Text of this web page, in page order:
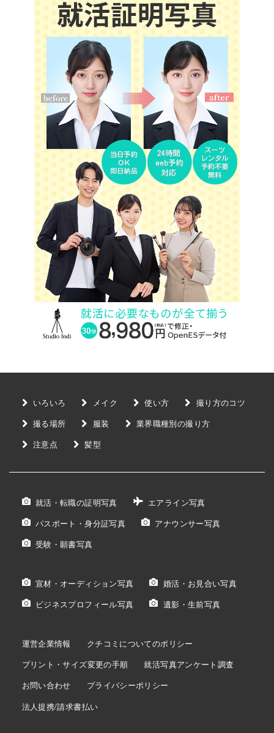
いろいろ メイク 使い方
撮り方のコツ
撮る場所
服装
業界職種別の撮り方
注意点
髪型
就活・転職の証明写真
エアライン写真
パスポート・身分証写真
アナウンサー写真
受験・願書写真
宣材・オーディション写真
婚活・お見合い写真
ビジネスプロフィール写真
遺影・生前写真
運営企業情報
クチコミについてのポリシー
プリント・サイズ変更の手順
就活写真アンケート調査
お問い合わせ
プライバシーポリシー
法人提携/請求書払い